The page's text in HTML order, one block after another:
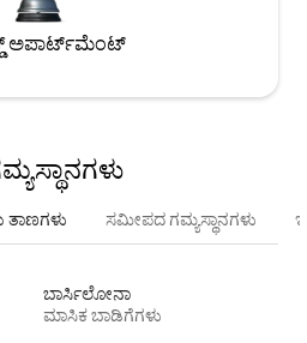
ಅಪಾರ್ಟ್‌ಮೆಂಟ್
ತಾಣಗಳು ಸಮೀಪದ ಗಮ್ಯಸ್ಥಾನಗಳು
ಬಾರ್ಸಿಲೋನಾ
ಮಾಸಿಕ ಬಾಡಿಗೆಗಳು